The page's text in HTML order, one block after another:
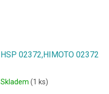
HSP 02372,HIMOTO 02372
Skladem (1 ks)